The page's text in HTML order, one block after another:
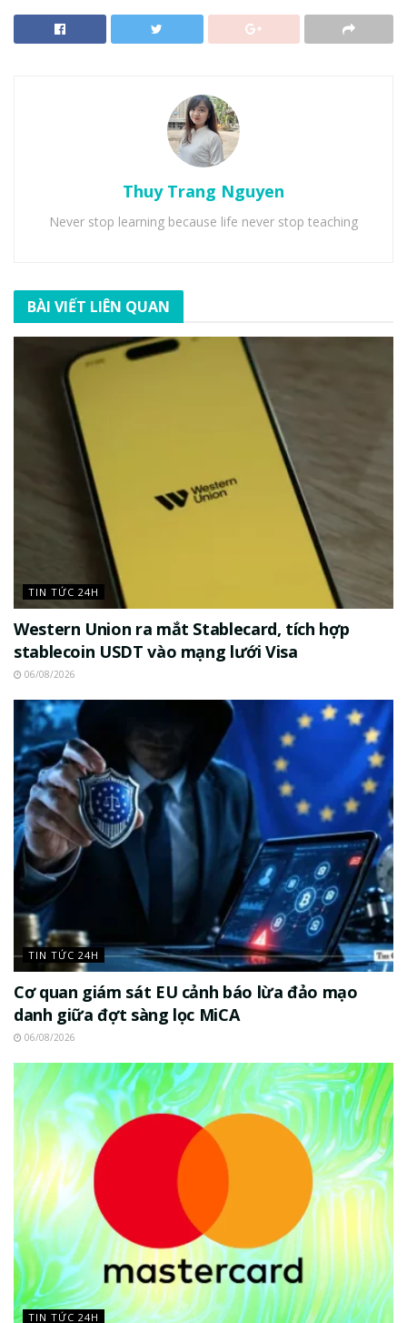
Thuy Trang Nguyen
Never stop learning because life never stop teaching
BÀI VIẾT LIÊN QUAN
TIN TỨC 24H
Western Union ra mắt Stablecard, tích hợp
stablecoin USDT vào mạng lưới Visa
06/08/2026
TIN TỨC 24H
Cơ quan giám sát EU cảnh báo lừa đảo mạo
danh giữa đợt sàng lọc MiCA
06/08/2026
TIN TỨC 24H